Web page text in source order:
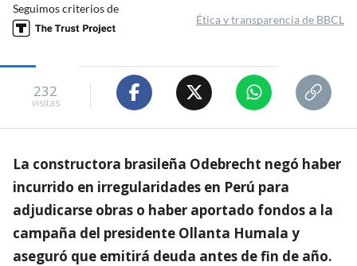
Seguimos criterios de
Ética y transparencia de BBCL
232
visitas
La constructora brasileña Odebrecht negó haber
incurrido en irregularidades en Perú para
adjudicarse obras o haber aportado fondos a la
campaña del presidente Ollanta Humala y
aseguró que emitirá deuda antes de fin de año.